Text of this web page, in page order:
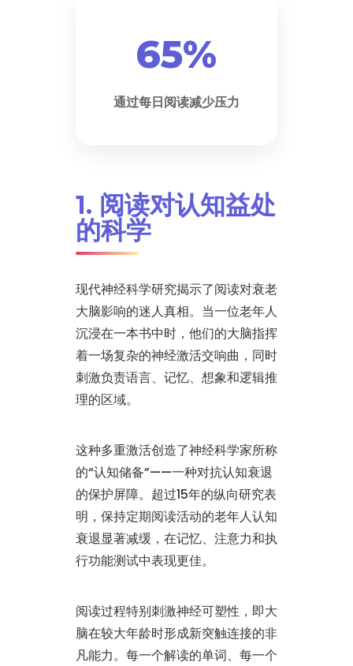
65%
通过每日阅读减少压力
1. 阅读对认知益处
的科学
现代神经科学研究揭示了阅读对衰老
大脑影响的迷人真相。当一位老年人
沉浸在一本书中时，他们的大脑指挥
着一场复杂的神经激活交响曲，同时
刺激负责语言、记忆、想象和逻辑推
理的区域。
这种多重激活创造了神经科学家所称
的“认知储备”——一种对抗认知衰退
的保护屏障。超过15年的纵向研究表
明，保持定期阅读活动的老年人认知
衰退显著减缓，在记忆、注意力和执
行功能测试中表现更佳。
阅读过程特别刺激神经可塑性，即大
脑在较大年龄时形成新突触连接的非
凡能力。每一个解读的单词、每一个